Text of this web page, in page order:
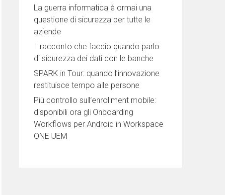
La guerra informatica è ormai una
questione di sicurezza per tutte le
aziende
Il racconto che faccio quando parlo
di sicurezza dei dati con le banche
SPARK in Tour: quando l’innovazione
restituisce tempo alle persone
Più controllo sull’enrollment mobile:
disponibili ora gli Onboarding
Workflows per Android in Workspace
ONE UEM